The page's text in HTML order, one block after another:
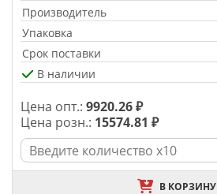
Производитель
Упаковка
Срок поставки
В наличии
Цена опт.: 9920.26 ₽
Цена розн.: 15574.81 ₽
В КОРЗИНУ